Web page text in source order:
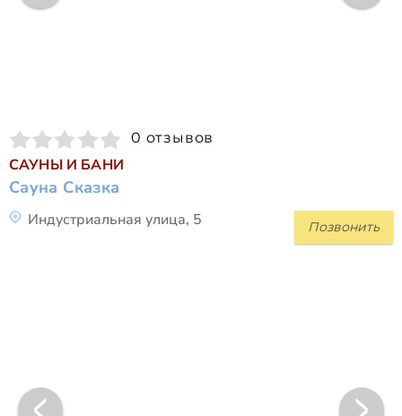
0 отзывов
САУНЫ И БАНИ
Сауна Сказка
Позвонить
Индустриальная улица, 5